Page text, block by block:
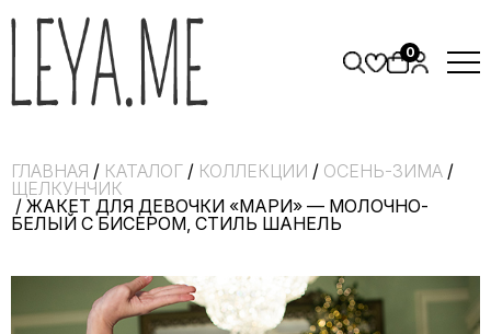
0
ГЛАВНАЯ / КАТАЛОГ / КОЛЛЕКЦИИ / ОСЕНЬ-ЗИМА /
ЩЕЛКУНЧИК
/ ЖАКЕТ ДЛЯ ДЕВОЧКИ «МАРИ» — МОЛОЧНО-
БЕЛЫЙ С БИСЕРОМ, СТИЛЬ ШАНЕЛЬ